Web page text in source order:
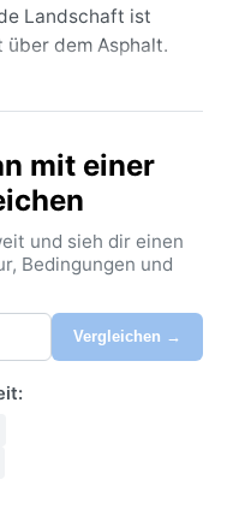
Landschaft ist
dem Asphalt.
Oktober klettert das
tagsüber um 30
nie – im
bleibt er
ist dank des Roten
Packliste:
Sonnencreme,
ist von
bis März
für
ganzjährig starke
mit einer
und sieh dir einen
Bedingungen und
Vergleichen →